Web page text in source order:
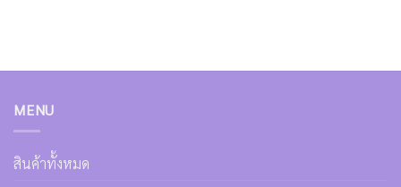
MENU
สินค้าทั้งหมด